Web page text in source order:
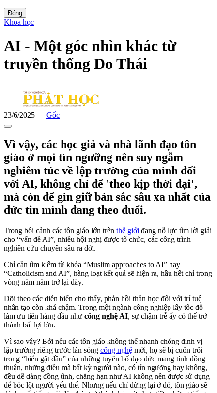
Đóng
Khoa học
AI - Một góc nhìn khác từ
truyền thống Do Thái
23/6/2025 Gốc
Vì vậy, các học giả và nhà lãnh đạo tôn
giáo ở mọi tín ngưỡng nên suy ngẫm
nghiêm túc về lập trường của mình đối
với AI, không chỉ để 'theo kịp thời đại',
mà còn để gìn giữ bản sắc sâu xa nhất của
đức tin mình đang theo đuổi.
Trong bối cảnh các tôn giáo lớn trên thế giới đang nỗ lực tìm lời giải
cho “vấn đề AI”, nhiều hội nghị được tổ chức, các công trình
nghiên cứu chuyên sâu ra đời.
Chỉ cần tìm kiếm từ khóa “Muslim approaches to AI” hay
“Catholicism and AI”, hàng loạt kết quả sẽ hiện ra, hầu hết chỉ trong
vòng năm năm trở lại đây.
Dõi theo các diễn biến cho thấy, phản hồi thần học đối với trí tuệ
nhân tạo còn khá chậm. Trong một ngành công nghiệp lấy tốc độ
làm ưu tiên hàng đầu như công nghệ AI, sự chậm trễ ấy có thể trở
thành bất lợi lớn.
Vì sao vậy? Bởi nếu các tôn giáo không thể nhanh chóng định vị
lập trường riêng trước làn sóng công nghệ mới, họ sẽ bị cuốn trôi
trong “biển gật đầu” của những tuyên bố đạo đức mang tính đồng
thuận, những điều mà bất kỳ người nào, có tín ngưỡng hay không,
đều dễ dàng đồng tình, chẳng hạn như AI không nên được sử dụng
để bóc lột người yếu thế. Nhưng nếu chỉ dừng lại ở đó, tôn giáo sẽ